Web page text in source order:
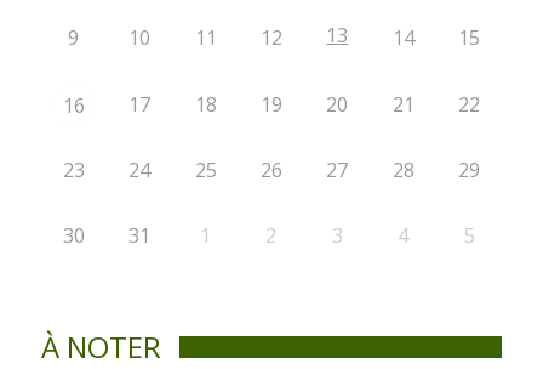
9 10 11 12 13 14 15
16 17 18 19 20 21 22
23 24 25 26 27 28 29
30 31 1 2 3 4 5
À NOTER